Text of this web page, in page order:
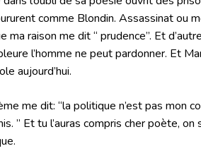
comme Blondin. Assassinat ou
ma raison me dit “ prudence”. Et
l’homme ne peut pardonner. Et
aujourd’hui.
me dit: “la politique n’est pas mon
” Et tu l’auras compris cher poète,